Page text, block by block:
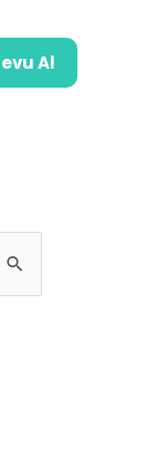
Al